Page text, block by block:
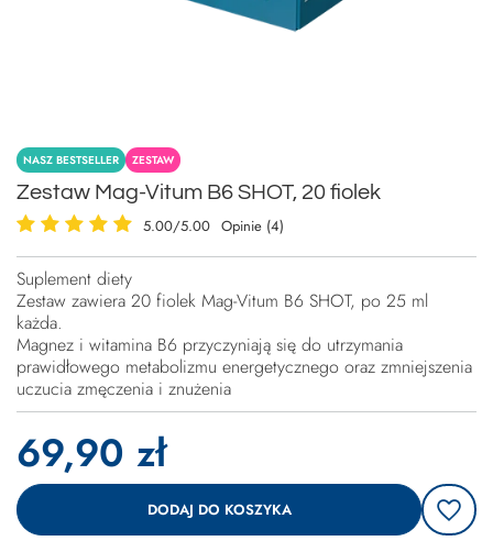
NASZ BESTSELLER ZESTAW
Zestaw Mag-Vitum B6 SHOT, 20 fiolek
5.00/5.00 Opinie (4)
Suplement diety
Zestaw zawiera 20 fiolek Mag-Vitum B6 SHOT, po 25 ml
każda.
Magnez i witamina B6 przyczyniają się do utrzymania
prawidłowego metabolizmu energetycznego oraz zmniejszenia
uczucia zmęczenia i znużenia
69,90 zł
DODAJ DO KOSZYKA